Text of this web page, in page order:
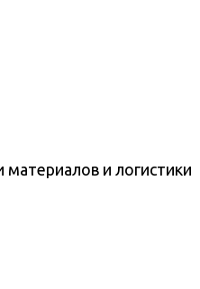
и логистики